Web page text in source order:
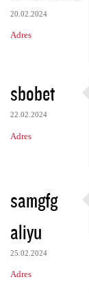
20.02.2024
Adres
sbobet
22.02.2024
Adres
samgfg
aliyu
25.02.2024
Adres